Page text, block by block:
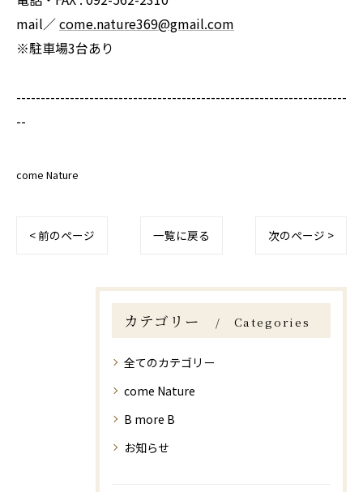
mail／come.nature369@gmail.com
※駐車場3台あり
--------------------------------------------------------------------
--
come Nature
< 前のページ 一覧に戻る 次のページ >
カテゴリー Categories
全てのカテゴリー
come Nature
B more B
お知らせ